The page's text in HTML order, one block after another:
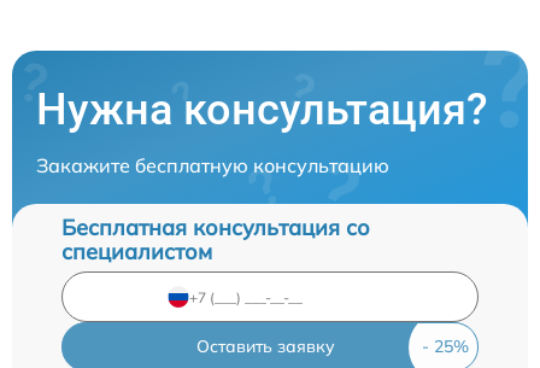
Нужна консультация?
Закажите бесплатную консультацию
Бесплатная консультация со
специалистом
Оставить заявку